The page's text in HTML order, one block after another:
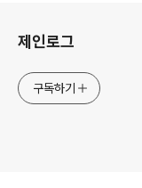
제인로그
구독하기